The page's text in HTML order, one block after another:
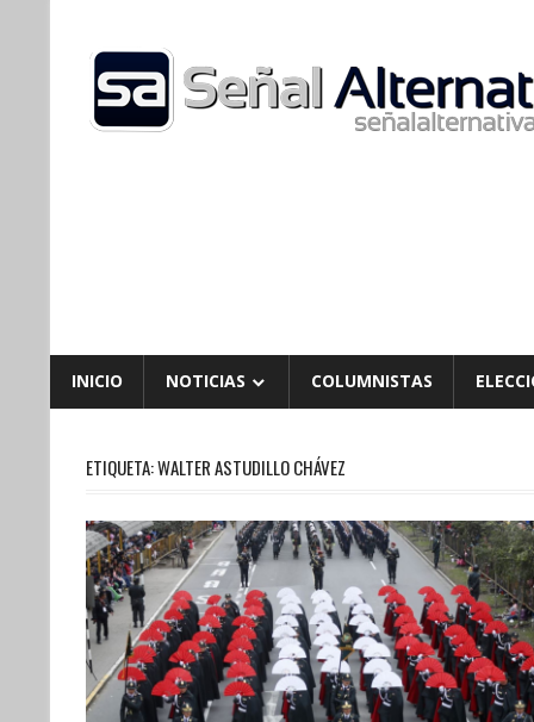
content
INICIO NOTICIAS COLUMNISTAS
ETIQUETA:WALTER ASTUDILLO CHÁVEZ